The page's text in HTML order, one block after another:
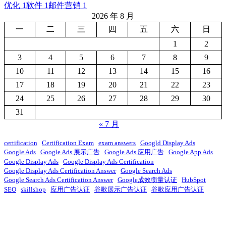
优化 1软件 1 邮件营销 1
2026 年 8 月
一
二 三 四 五 六
日
1
2
3
4 5 6 7 8
9
10
11 12 13 14 15
16
17
18 19 20 21 22
23
24
25 26 27 28 29
30
31
« 7 月
certification Certification Exam exam answers Googld Display Ads
Google Ads Google Ads 展示广告 Google Ads 应用广告 Google App Ads
Google Display Ads Google Display Ads Certification
Google Display Ads Certification Answer Google Search Ads
Google Search Ads Certification Answer Google成效衡量认证 HubSpot
SEO skillshop 应用广告认证 谷歌展示广告认证 谷歌应用广告认证